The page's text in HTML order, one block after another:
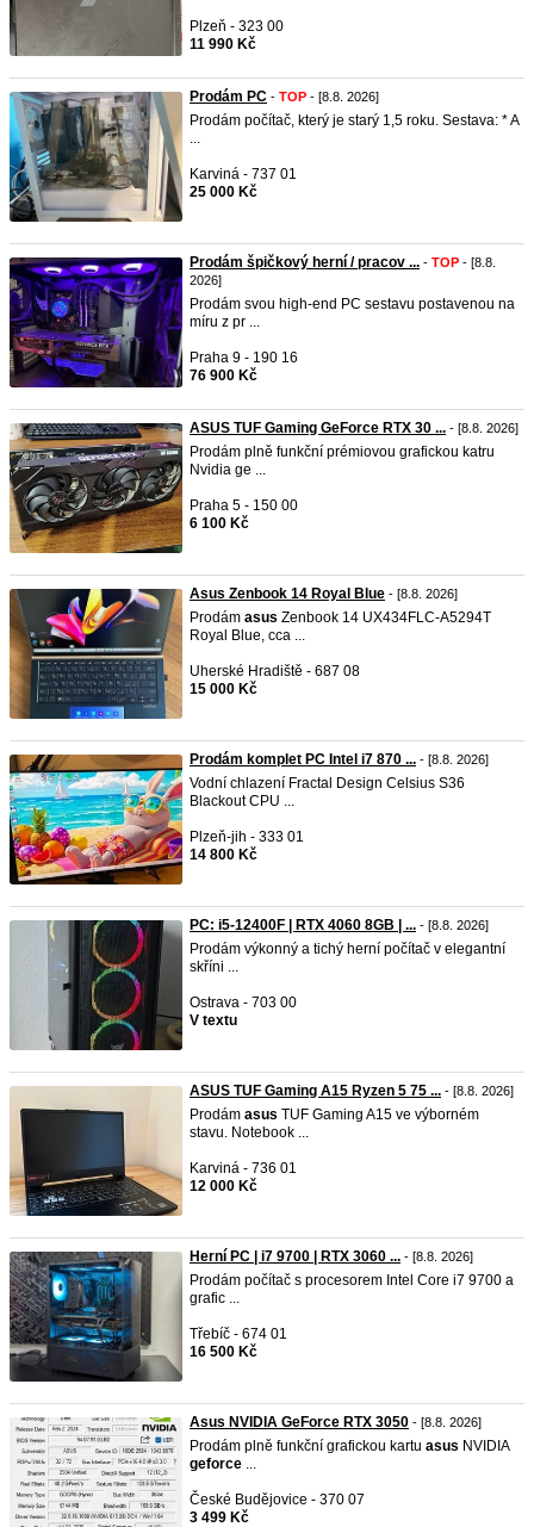
Plzeň - 323 00
11 990 Kč
Prodám PC - TOP - [8.8. 2026]
Prodám počítač, který je starý 1,5 roku. Sestava: * A
...
Karviná - 737 01
25 000 Kč
Prodám špičkový herní / pracov ... - TOP - [8.8.
2026]
Prodám svou high-end PC sestavu postavenou na
míru z pr ...
Praha 9 - 190 16
76 900 Kč
ASUS TUF Gaming GeForce RTX 30 ... - [8.8. 2026]
Prodám plně funkční prémiovou grafickou katru
Nvidia ge ...
Praha 5 - 150 00
6 100 Kč
Asus Zenbook 14 Royal Blue - [8.8. 2026]
Prodám asus Zenbook 14 UX434FLC-A5294T
Royal Blue, cca ...
Uherské Hradiště - 687 08
15 000 Kč
Prodám komplet PC Intel i7 870 ... - [8.8. 2026]
Vodní chlazení Fractal Design Celsius S36
Blackout CPU ...
Plzeň-jih - 333 01
14 800 Kč
PC: i5-12400F | RTX 4060 8GB | ... - [8.8. 2026]
Prodám výkonný a tichý herní počítač v elegantní
skříni ...
Ostrava - 703 00
V textu
ASUS TUF Gaming A15 Ryzen 5 75 ... - [8.8. 2026]
Prodám asus TUF Gaming A15 ve výborném
stavu. Notebook ...
Karviná - 736 01
12 000 Kč
Herní PC | i7 9700 | RTX 3060 ... - [8.8. 2026]
Prodám počítač s procesorem Intel Core i7 9700 a
grafic ...
Třebíč - 674 01
16 500 Kč
Asus NVIDIA GeForce RTX 3050 - [8.8. 2026]
Prodám plně funkční grafickou kartu asus NVIDIA
geforce ...
České Budějovice - 370 07
3 499 Kč